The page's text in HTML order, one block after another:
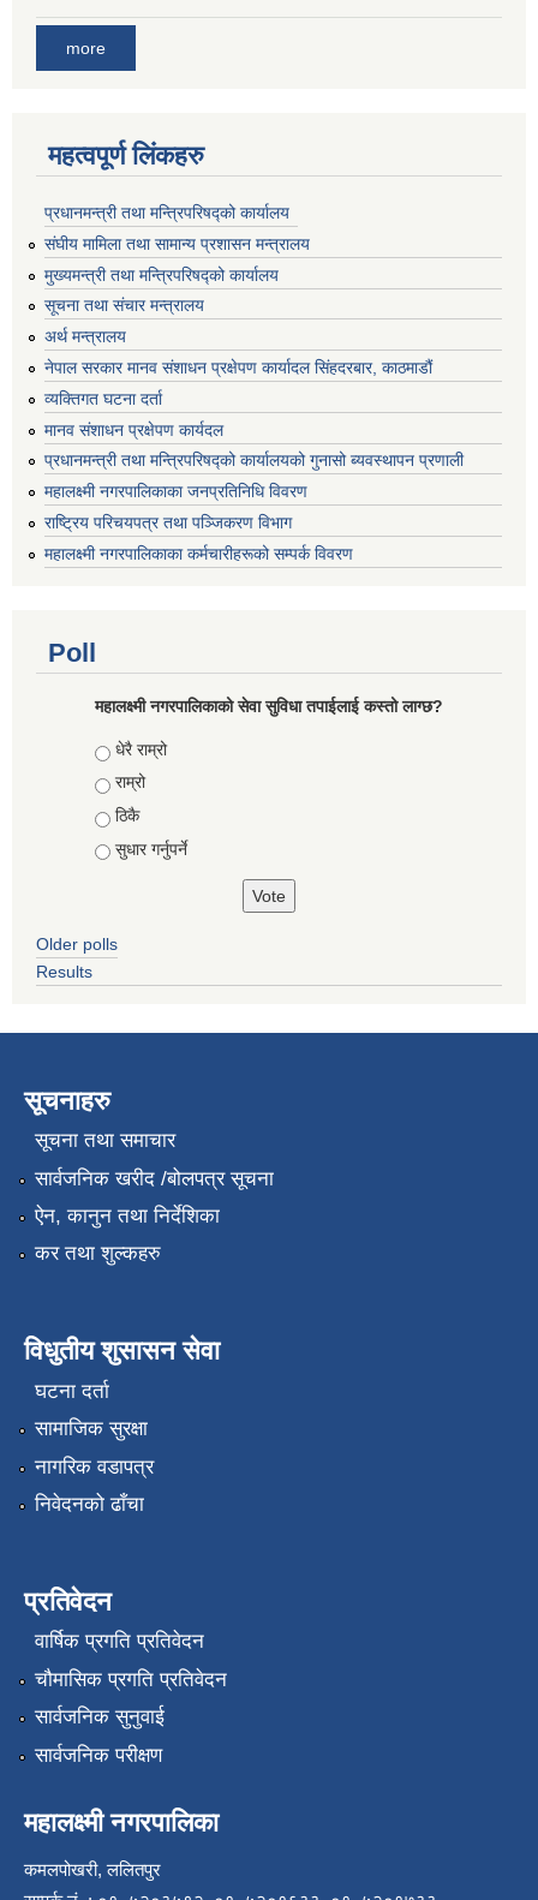
more
महत्वपूर्ण लिंकहरु
प्रधानमन्त्री तथा मन्त्रिपरिषद्को कार्यालय
संघीय मामिला तथा सामान्य प्रशासन मन्त्रालय
मुख्यमन्त्री तथा मन्त्रिपरिषद्को कार्यालय
सूचना तथा संचार मन्त्रालय
अर्थ मन्त्रालय
नेपाल सरकार मानव संशाधन प्रक्षेपण कार्यादल सिंहदरबार, काठमाडौं
व्यक्तिगत घटना दर्ता
मानव संशाधन प्रक्षेपण कार्यदल
प्रधानमन्त्री तथा मन्त्रिपरिषद्को कार्यालयको गुनासो ब्यवस्थापन प्रणाली
महालक्ष्मी नगरपालिकाका जनप्रतिनिधि विवरण
राष्ट्रिय परिचयपत्र तथा पञ्जिकरण विभाग
महालक्ष्मी नगरपालिकाका कर्मचारीहरूको सम्पर्क विवरण
Poll
महालक्ष्मी नगरपालिकाको सेवा सुविधा तपाईलाई कस्तो लाग्छ?
Choices
धेरै राम्रो
राम्रो
ठिकै
सुधार गर्नुपर्ने
Older polls
Results
सूचनाहरु
सूचना तथा समाचार
सार्वजनिक खरीद /बोलपत्र सूचना
ऐन, कानुन तथा निर्देशिका
कर तथा शुल्कहरु
विधुतीय शुसासन सेवा
घटना दर्ता
सामाजिक सुरक्षा
नागरिक वडापत्र
निवेदनको ढाँचा
प्रतिवेदन
वार्षिक प्रगति प्रतिवेदन
चौमासिक प्रगति प्रतिवेदन
सार्वजनिक सुनुवाई
सार्वजनिक परीक्षण
महालक्ष्मी नगरपालिका
कमलपोखरी, ललितपुर